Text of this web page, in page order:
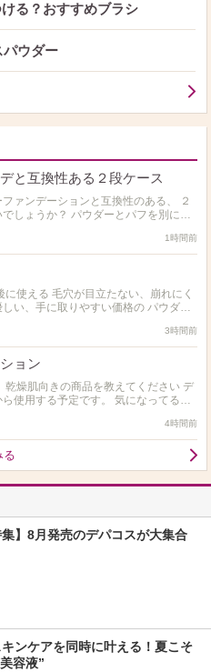
る？おすすめブラシ
パウダー
と互換性ある２段ケース
ァンデーションと互換性のある、 ２
ーとパフを別に置
1時間前
使える 毛穴が目立たない、崩れにく
い、手に取りやすい価格の パウダー
ら教えてい…
3時間前
ョン
燥肌向きの商品を教えてください デ
使用する予定です。 気になってるの
です…
4時間前
る
集】8月発売のデパコスが大集合
ンケアを同時に叶える！夏こそ
容液”